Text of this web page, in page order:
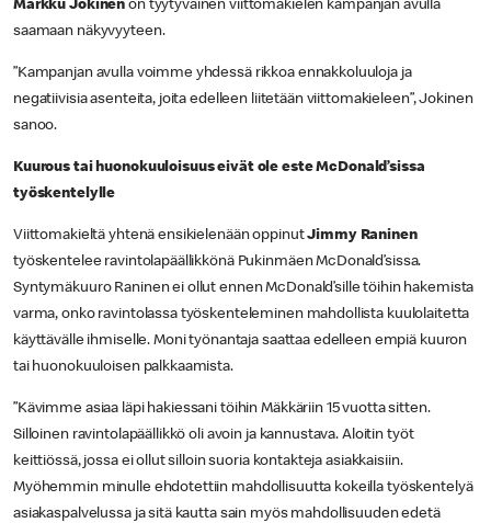
Markku Jokinen on tyytyväinen viittomakielen kampanjan avulla
saamaan näkyvyyteen.
”Kampanjan avulla voimme yhdessä rikkoa ennakkoluuloja ja
negatiivisia asenteita, joita edelleen liitetään viittomakieleen”, Jokinen
sanoo.
Kuurous tai huonokuuloisuus eivät ole este McDonald’sissa
työskentelylle
Viittomakieltä yhtenä ensikielenään oppinutJimmy Raninen
työskentelee ravintolapäällikkönä Pukinmäen McDonald’sissa.
Syntymäkuuro Raninen ei ollut ennen McDonald’sille töihin hakemista
varma, onko ravintolassa työskenteleminen mahdollista kuulolaitetta
käyttävälle ihmiselle. Moni työnantaja saattaa edelleen empiä kuuron
tai huonokuuloisen palkkaamista.
”Kävimme asiaa läpi hakiessani töihin Mäkkäriin 15 vuotta sitten.
Silloinen ravintolapäällikkö oli avoin ja kannustava. Aloitin työt
keittiössä, jossa ei ollut silloin suoria kontakteja asiakkaisiin.
Myöhemmin minulle ehdotettiin mahdollisuutta kokeilla työskentelyä
asiakaspalvelussa ja sitä kautta sain myös mahdollisuuden edetä